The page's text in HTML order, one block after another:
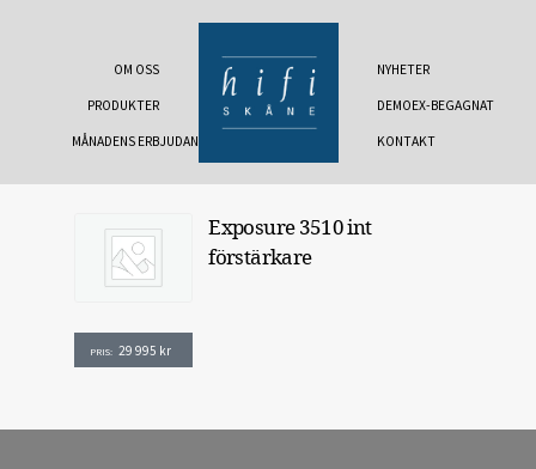
OM OSS
PRODUKTER
MÅNADENS ERBJUDANDE
NYHETER
DEMOEX-BEGAGNAT
KONTAKT
PRIS: 29 995 kr
Exposure 3510 int
förstärkare